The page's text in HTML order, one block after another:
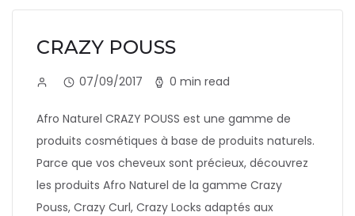
CRAZY POUSS
07/09/2017 0 min read
Afro Naturel CRAZY POUSS est une gamme de
produits cosmétiques à base de produits naturels.
Parce que vos cheveux sont précieux, découvrez
les produits Afro Naturel de la gamme Crazy
Pouss, Crazy Curl, Crazy Locks adaptés aux